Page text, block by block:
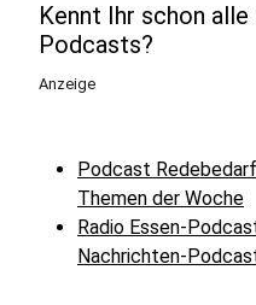
Kennt Ihr schon alle
Podcasts?
Anzeige
Podcast
Themen der Woche
Radio Essen-
Nachrichten-